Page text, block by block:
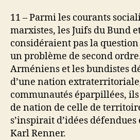
11 – Parmi les courants
marxistes, les Juifs du Bund
considéraient pas la
un problème de second
Arméniens et les bundistes
d’une nation
communautés éparpillées,
de nation de celle de
s’inspirait d’idées
Karl Renner.